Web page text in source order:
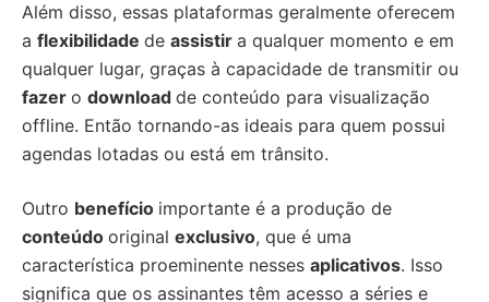
Além disso, essas plataformas geralmente oferecem
a flexibilidade de assistir a qualquer momento e em
qualquer lugar, graças à capacidade de transmitir ou
fazer o download de conteúdo para visualização
offline. Então tornando-as ideais para quem possui
agendas lotadas ou está em trânsito.
Outro benefício importante é a produção de
conteúdo original exclusivo, que é uma
característica proeminente nesses aplicativos. Isso
significa que os assinantes têm acesso a séries e